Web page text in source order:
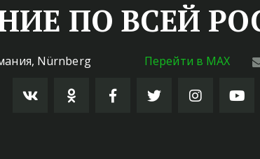
ПО ВСЕЙ
, Nürnberg Перейти в MAX